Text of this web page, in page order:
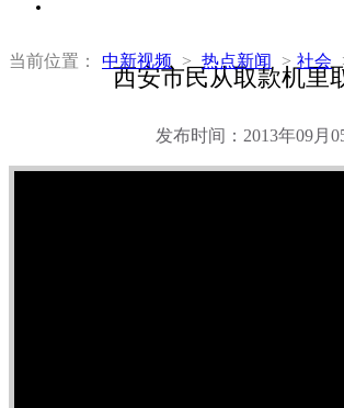
当前位置： 中新视频 > 热点新闻 > 社会
西安市民从取款机里
发布时间：2013年09月